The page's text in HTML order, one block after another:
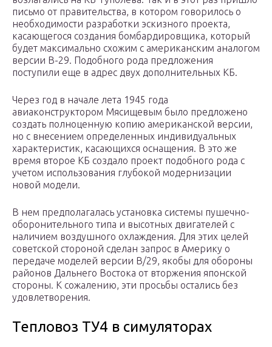
письмо от правительства, в котором говорилось о
необходимости разработки эскизного проекта,
касающегося создания бомбардировщика, который
будет максимально схожим с американским аналогом
версии В-29. Подобного рода предложения
поступили еще в адрес двух дополнительных КБ.
Через год в начале лета 1945 года
авиаконструктором Мясищевым было предложено
создать полноценную копию американской версии,
но с внесением определенных индивидуальных
характеристик, касающихся оснащения. В это же
время второе КБ создало проект подобного рода с
учетом использования глубокой модернизации
новой модели.
В нем предполагалась установка системы пушечно-
оборонительного типа и высотных двигателей с
наличием воздушного охлаждения. Для этих целей
советской стороной сделан запрос в Америку о
передаче моделей версии В/29, якобы для обороны
районов Дальнего Востока от вторжения японской
стороны. К сожалению, эти просьбы остались без
удовлетворения.
Тепловоз ТУ4 в симуляторах